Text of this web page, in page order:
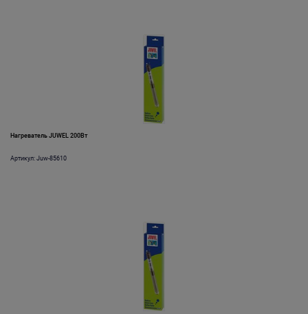
Нагреватель JUWEL 200Вт
Артикул: Juw-85610